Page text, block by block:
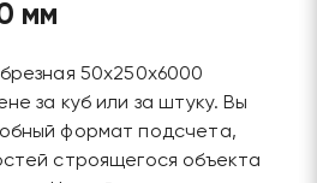
мм
50х250х6000
за куб или за штуку. Вы
формат подсчета,
строящегося объекта